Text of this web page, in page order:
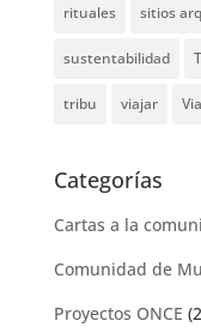
rituales sitios
sustentabilidad
tribu viajar
Categorías
Cartas a la
Comunidad de
Proyectos ONCE